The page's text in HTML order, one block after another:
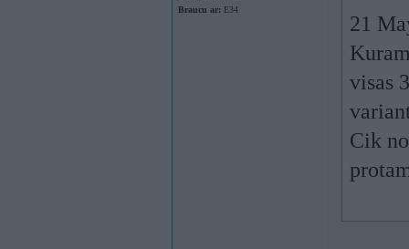
Braucu ar: E34
21
visas
Cik